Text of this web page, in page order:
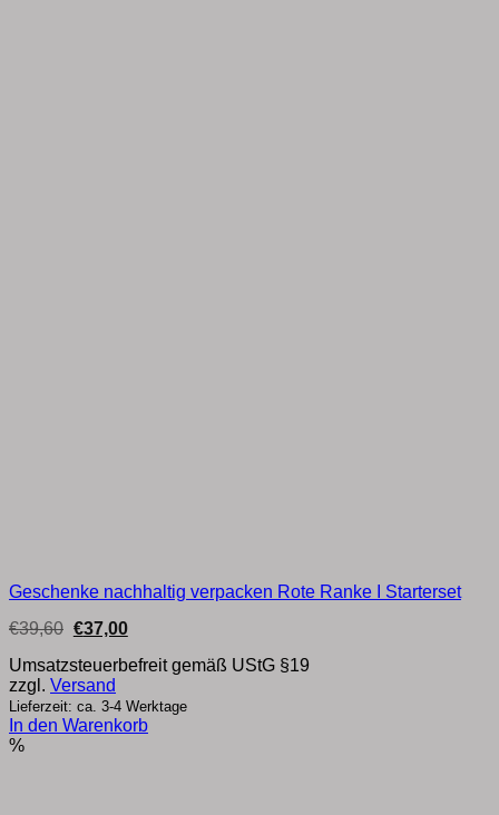
Geschenke nachhaltig verpacken Rote Ranke I Starterset
€39,60 Ursprünglicher
war:
€39,60
€37,00Aktueller
ist:
€37,00.
Umsatzsteuerbefreit gemäß UStG §19
zzgl. Versand
Lieferzeit: ca. 3-4 Werktage
In den Warenkorb
%